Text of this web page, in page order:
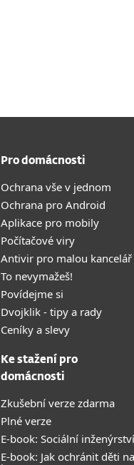
Pro domácnosti
Ochrana vše v jednom
Ochrana pro Android
Aplikace pro mobily
Počítačové viry
Antivir pro malou kancelář
To nevymažeš!
Povídejme si
Dvojklik - tipy a rady
Ceníky a slevy
Ke stažení pro
domácnosti
Zkušební verze zdarma
Plné verze
E-book: Sociální inženýrství
E-book: Jak ochránit děti na